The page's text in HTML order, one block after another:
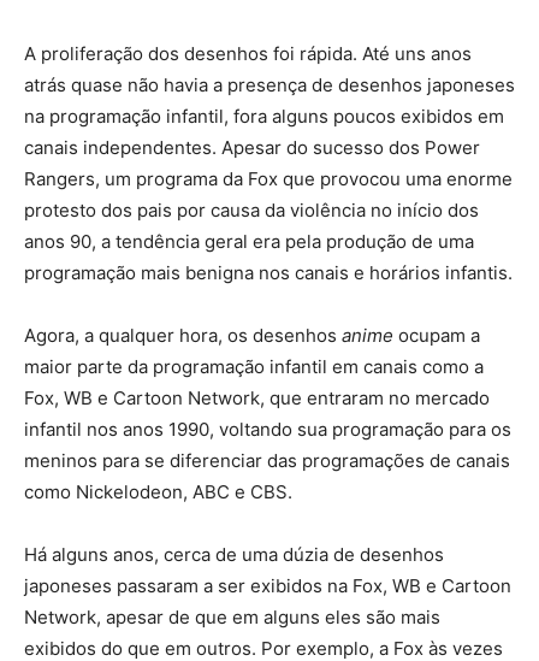
A proliferação dos desenhos foi rápida. Até uns anos
atrás quase não havia a presença de desenhos japoneses
na programação infantil, fora alguns poucos exibidos em
canais independentes. Apesar do sucesso dos Power
Rangers, um programa da Fox que provocou uma enorme
protesto dos pais por causa da violência no início dos
anos 90, a tendência geral era pela produção de uma
programação mais benigna nos canais e horários infantis.
Agora, a qualquer hora, os desenhos anime ocupam a
maior parte da programação infantil em canais como a
Fox, WB e Cartoon Network, que entraram no mercado
infantil nos anos 1990, voltando sua programação para os
meninos para se diferenciar das programações de canais
como Nickelodeon, ABC e CBS.
Há alguns anos, cerca de uma dúzia de desenhos
japoneses passaram a ser exibidos na Fox, WB e Cartoon
Network, apesar de que em alguns eles são mais
exibidos do que em outros. Por exemplo, a Fox às vezes